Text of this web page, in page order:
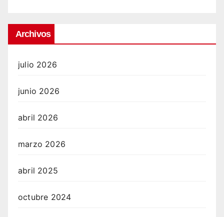
Archivos
julio 2026
junio 2026
abril 2026
marzo 2026
abril 2025
octubre 2024